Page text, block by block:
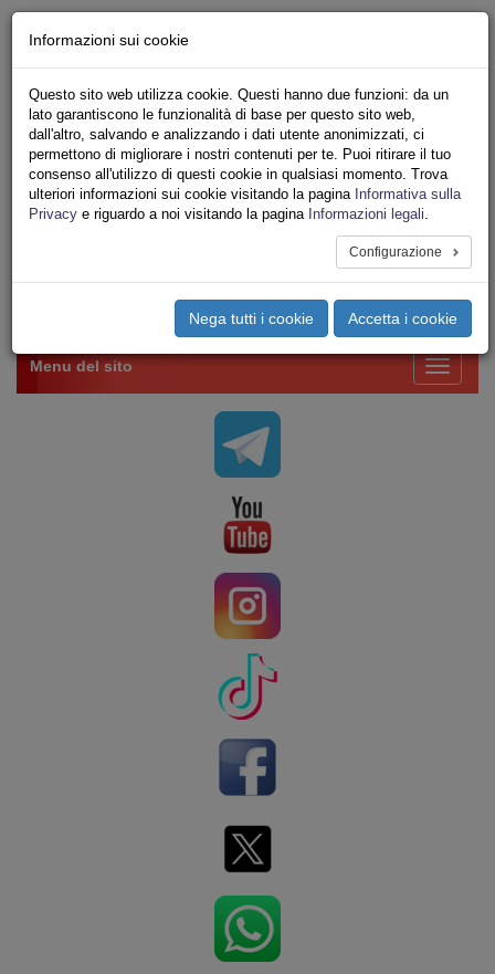
Iscriviti Online
Ricerca
Area Stampa
Privacy
VV.F.
UNIONE SINDACALE DI BASE SETTORE VIGILI
Toggle
Menu del sito
Informazioni sui cookie
Questo sito web utilizza cookie. Questi hanno due funzioni: da un
lato garantiscono le funzionalità di base per questo sito web,
dall'altro, salvando e analizzando i dati utente anonimizzati, ci
permettono di migliorare i nostri contenuti per te. Puoi ritirare il tuo
consenso all'utilizzo di questi cookie in qualsiasi momento. Trova
ulteriori informazioni sui cookie visitando la pagina Informativa sulla
Privacy e riguardo a noi visitando la pagina Informazioni legali.
Configurazione
Nega tutti i cookie Accetta i cookie